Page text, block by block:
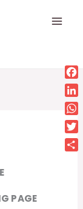
PAGE